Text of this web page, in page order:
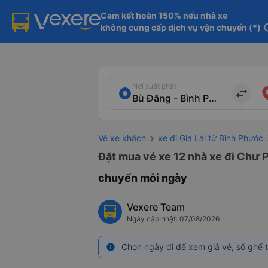
Cam kết hoàn 150% nếu nhà xe
không cung cấp dịch vụ vận chuyển (*)
Nơi xuất phát
import_export
Vé xe khách xe đi Gia Lai từ Bình Phước
Đặt mua vé xe 12 nhà xe đi Chư
chuyến mỗi ngày
Vexere Team
Ngày cập nhật: 07/08/2026
info Chọn ngày đi để xem giá vé, số